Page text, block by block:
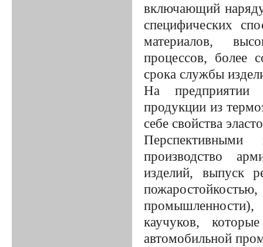
включающий
специфических
материалов,
процессов, более
срока службы
На предприятии
продукции из
себе свойства
производство
изделий, выпуск
промышленности),
каучуков,
автомобильной